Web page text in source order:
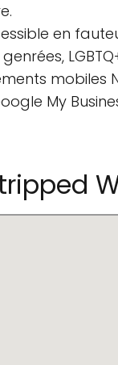
en
mobiles
My